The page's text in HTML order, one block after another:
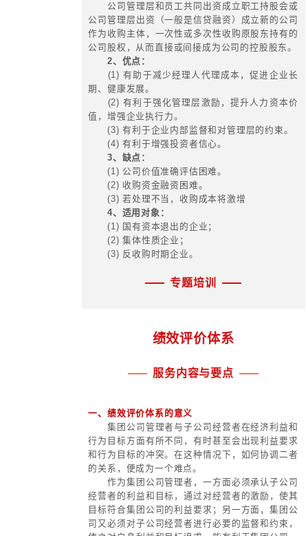
定数量的股票或提出一定奖励用于购
2、优点：
(1) 对激励对象而言，工作绩效
间联系紧密，且激励仅取决于工作绩
市风险等不可控因素；
(2) 对股东而言，对激励对象有
标约束，权责利对称性强，能形成双
(3) 对公司而言，业绩股票激励
一般只要股东会通过即可，可操作性
3、缺点：
(1) 对初创期企业不适合，主要
定并持续增长、现金流充裕的企业；
(2) 业绩目标的科学性很难保证；
(3) 存在激励对象为获取业绩而
险；
4、适用对象：
(三) 虚拟股票
企业与激励对象签订合约，约定
红。在一定时间和条件达成时，虚拟
正的股票，激励对象可真正掌握所有
2、优点：
(1) 不影响公司的总资本和所有权
(2) 避免因变数导致对公司股价
动；
(3) 操作简单，股东会通过即可。
3、缺点：